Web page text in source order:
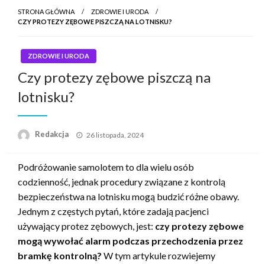
STRONA GŁÓWNA
ZDROWIE I URODA
CZY PROTEZY ZĘBOWE PISZCZĄ NA LOTNISKU?
ZDROWIE I URODA
Czy protezy zębowe piszczą na
lotnisku?
Redakcja Napisano
26 listopada, 2024
Podróżowanie samolotem to dla wielu osób
codzienność, jednak procedury związane z kontrolą
bezpieczeństwa na lotnisku mogą budzić różne obawy.
Jednym z częstych pytań, które zadają pacjenci
używający protez zębowych, jest: czy protezy zębowe
mogą wywołać alarm podczas przechodzenia przez
bramkę kontrolną? W tym artykule rozwiejemy